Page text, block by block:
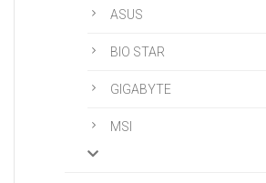
ASUS
BIO STAR
GIGABYTE
MSI